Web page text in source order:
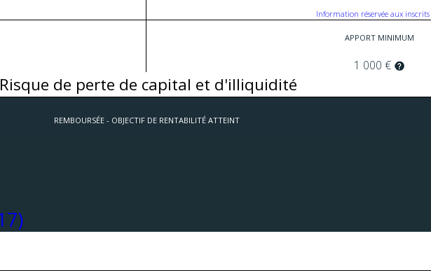
Information réservée aux inscrits
APPORT MINIMUM
1 000 €
Risque de perte de capital et d'illiquidité
REMBOURSÉE - OBJECTIF DE RENTABILITÉ ATTEINT